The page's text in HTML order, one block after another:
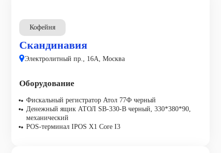
Кофейня
Скандинавия
Электролитный пр., 16А, Москва
Оборудование
Фискальный регистратор Атол 77Ф черный
Денежный ящик АТОЛ SB-330-B черный, 330*380*90,
механический
POS-терминал IPOS X1 Core I3